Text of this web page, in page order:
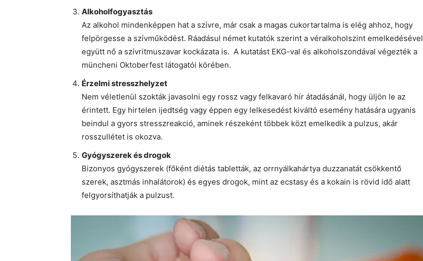
Alkoholfogyasztás
Az alkohol mindenképpen hat a szívre, már csak a magas cukortartalma is elég ahhoz, hogy
felpörgesse a szívműködést. Ráadásul német kutatók szerint a véralkoholszint emelkedésével
együtt nő a szívritmuszavar kockázata is. A kutatást EKG-val és alkoholszondával végezték a
müncheni Oktoberfest látogatói körében.
Érzelmi stresszhelyzet
Nem véletlenül szokták javasolni egy rossz vagy felkavaró hír átadásánál, hogy üljön le az
érintett. Egy hirtelen ijedtség vagy éppen egy lelkesedést kiváltó esemény hatására ugyanis
beindul a gyors stresszreakció, aminek részeként többek közt emelkedik a pulzus, akár
rosszullétet is okozva.
Gyógyszerek és drogok
Bizonyos gyógyszerek (főként diétás tabletták, az orrnyálkahártya duzzanatát csökkentő
szerek, asztmás inhalátorok) és egyes drogok, mint az ecstasy és a kokain is rövid idő alatt
felgyorsíthatják a pulzust.